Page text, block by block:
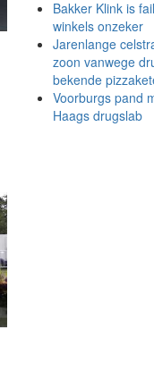
Bakker Klink is
winkels onzeker
Jarenlange
zoon vanwege
bekende
Voorburgs pand
Haags drugslab